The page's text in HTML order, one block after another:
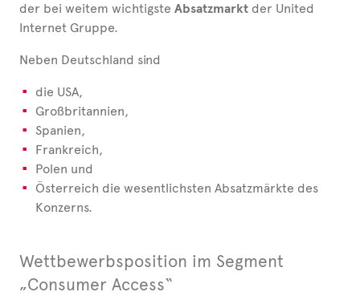
der bei weitem wichtigste Absatzmarkt der United
Internet Gruppe.
Neben Deutschland sind
die USA,
Großbritannien,
Spanien,
Frankreich,
Polen und
Österreich die wesentlichsten Absatzmärkte des
Konzerns.
Wettbewerbsposition im Segment
„Consumer Access“